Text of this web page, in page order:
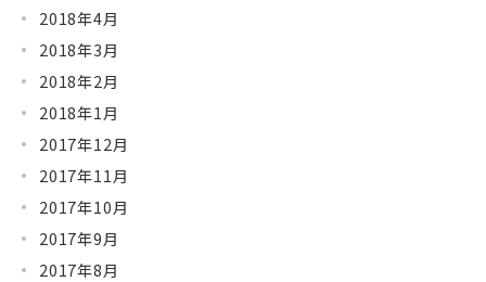
2018年4月
2018年3月
2018年2月
2018年1月
2017年12月
2017年11月
2017年10月
2017年9月
2017年8月